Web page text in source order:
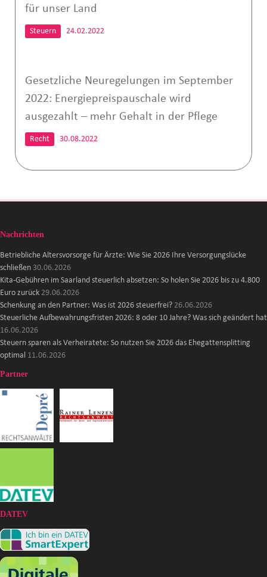
für unser Land
Steuern 24.02.2022
Gesetzliche Neuregelungen im September
2022: Energiepreispauschale wird
ausgezahlt – mehr Gehalt in der Pflege
Recht 30.08.2022
Nachrichten
Betriebliche Altersvorsorge für Ärzte: Wie Sie 2026 Ihre Versorgungslücke
schließen 30.06.2026
Kita-Gebühren im Saarland steuerlich absetzen: So holen Sie 2026 bis zu 4.800
Euro zurück 29.06.2026
Schenkung an den Partner: Was ist 2026 steuerfrei? 26.06.2026
Steuerliche Aufbewahrungsfristen 2026: 8 oder 10 Jahre? Was sich geändert hat
16.06.2026
Steuern sparen als Verheiratete: So nutzen Sie 2026 das Ehegattensplitting
optimal 11.06.2026
Partner
DATEV